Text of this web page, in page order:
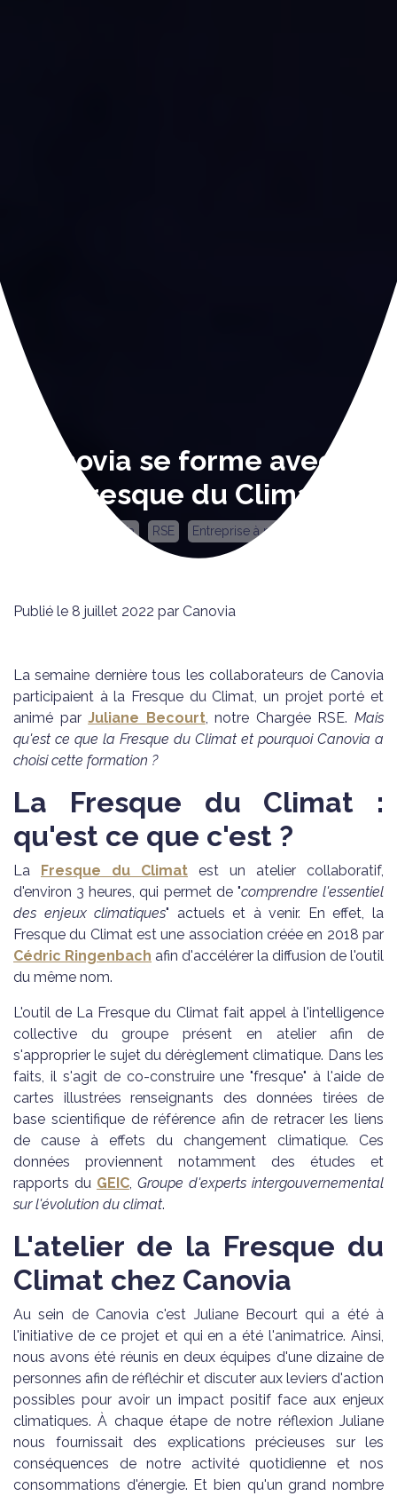
Canovia se forme avec La
Fresque du Climat
Canovia RSE Entreprise à mission
Publié le 8 juillet 2022 par Canovia
La semaine dernière tous les collaborateurs de Canovia
participaient à la Fresque du Climat, un projet porté et
animé parJuliane Becourt, notre Chargée RSE.Mais
qu'est ce que la Fresque du Climat et pourquoi Canovia a
choisi cette formation ?
La Fresque du Climat :
qu'est ce que c'est ?
La Fresque du Climat est un atelier collaboratif,
d'environ 3 heures, qui permet de "comprendre l'essentiel
des enjeux climatiques" actuels et à venir. En effet, la
Fresque du Climat est une association créée en 2018 par
Cédric Ringenbach afin d'accélérer la diffusion de l'outil
du même nom.
L'outil de La Fresque du Climat fait appel à l'intelligence
collective du groupe présent en atelier afin de
s'approprier le sujet du dérèglement climatique. Dans les
faits, il s'agit de co-construire une "fresque" à l'aide de
cartes illustrées renseignants des données tirées de
base scientifique de référence afin de retracer les liens
de cause à effets du changement climatique. Ces
données proviennent notamment des études et
rapports du GEIC Groupe d'experts intergouvernemental
sur l'évolution du climat.
L'atelier de la Fresque du
Climat chez Canovia
Au sein de Canovia c'est Juliane Becourt qui a été à
l'initiative de ce projet et qui en a été l'animatrice. Ainsi,
nous avons été réunis en deux équipes d'une dizaine de
personnes afin de réfléchir et discuter aux leviers d'action
possibles pour avoir un impact positif face aux enjeux
climatiques. À chaque étape de notre réflexion Juliane
nous fournissait des explications précieuses sur les
conséquences de notre activité quotidienne et nos
consommations d'énergie. Et bien qu'un grand nombre